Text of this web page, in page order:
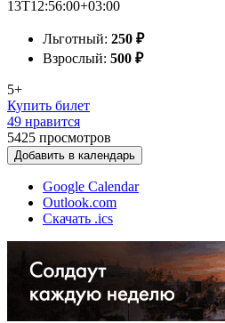
13T12:56:00+03:00
Льготный: 250 ₽
Взрослый: 500 ₽
5+
Купить билет
49 нравится
5425 просмотров
Добавить в календарь
Google Calendar
Outlook.com
Скачать .ics